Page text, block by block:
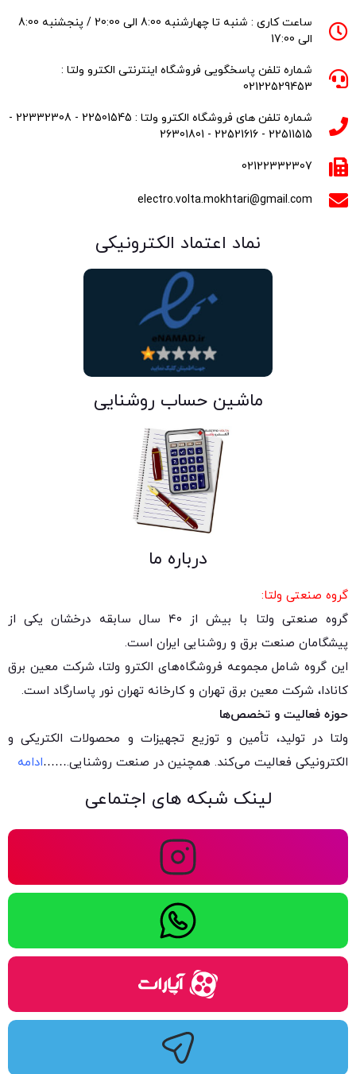
ساعت کاری : شنبه تا چهارشنبه 8:00 الی 20:00 / پنجشنبه 8:00
الی 17:00
شماره تلفن پاسخگویی فروشگاه اینترنتی الکترو ولتا :
02122529453
شماره تلفن های فروشگاه الکترو ولتا : 22501545 - 22332308 -
22511515 - 22521616 - 26301801
02122332307
electro.volta.mokhtari@gmail.com
نماد اعتماد الکترونیکی
ماشین حساب روشنایی
درباره ما
گروه صنعتی ولتا:
گروه صنعتی ولتا با بیش از ۴۰ سال سابقه درخشان یکی از
پیشگامان صنعت برق و روشنایی ایران است.
این گروه شامل مجموعه فروشگاه‌های الکترو ولتا، شرکت معین برق
کانادا، شرکت معین برق تهران و کارخانه تهران نور پاسارگاد است.
حوزه فعالیت و تخصص‌ها
ولتا در تولید، تأمین و توزیع تجهیزات و محصولات الکتریکی و
الکترونیکی فعالیت می‌کند. همچنین در صنعت روشنایی.……ادامه
لینک شبکه های اجتماعی